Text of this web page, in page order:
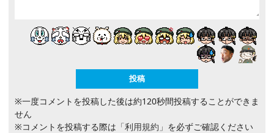
※一度コメントを投稿した後は約120秒間投稿することができま
せん
※コメントを投稿する際は 「利用規約」 を必ずご確認ください